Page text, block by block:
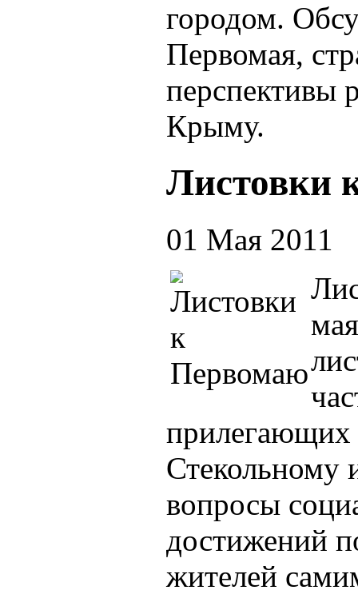
городом.
Первомая,
перспективы
Крыму.
Листовки
01 Мая 2011
прилегающих
Стекольному
вопросы
достижений
жителей